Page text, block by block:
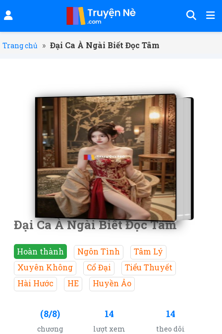
Trang chủ » Đại Ca À Ngài Biết Đọc Tâm
Đại Ca À Ngài Biết Đọc Tâm
Hoàn thành Ngôn Tình
Tâm Lý
Xuyên Không
Cổ Đại
Tiểu Thuyết
Hài Hước
HE Huyền Ảo
(8/8)
chương
14
lượt xem
14
theo dõi